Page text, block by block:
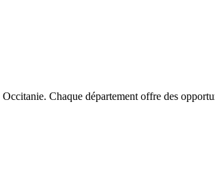
Occitanie. Chaque département offre des